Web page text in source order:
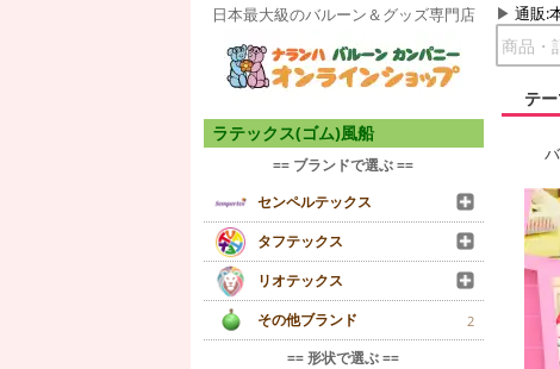
日本最大級のバルーン＆グッズ専門店 通販:
テ
ラテックス(ゴム)風船
== ブランドで選ぶ ==
センペルテックス
タフテックス
リオテックス
その他ブランド
2
== 形状で選ぶ ==